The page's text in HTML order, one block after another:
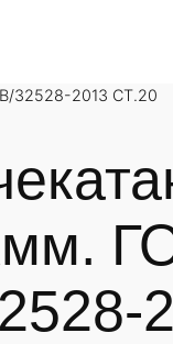
32528-2013 СТ.20